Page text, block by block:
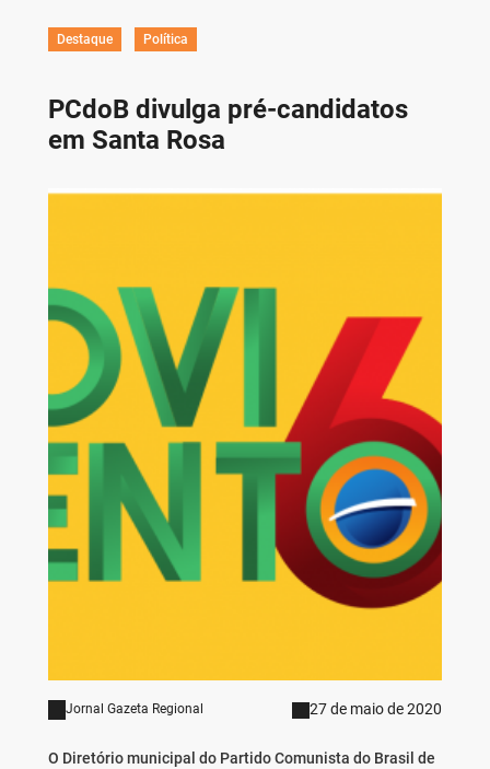
Destaque Política
PCdoB divulga pré-candidatos
em Santa Rosa
Jornal Gazeta Regional 27 de maio de 2020
O Diretório municipal do Partido Comunista do Brasil de